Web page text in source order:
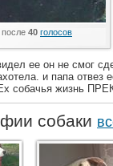
после 40 голосов
ее он не смог
и папа отвез
собачья жизнь
собаки